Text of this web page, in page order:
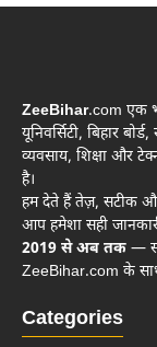
ZeeBihar.com एक
यूनिवर्सिटी, बिहार
व्यवसाय, शिक्षा और
है।
हम देते हैं तेज़, सटीक
आप हमेशा सही
2019 से अब तक —
ZeeBihar.com के
Categories